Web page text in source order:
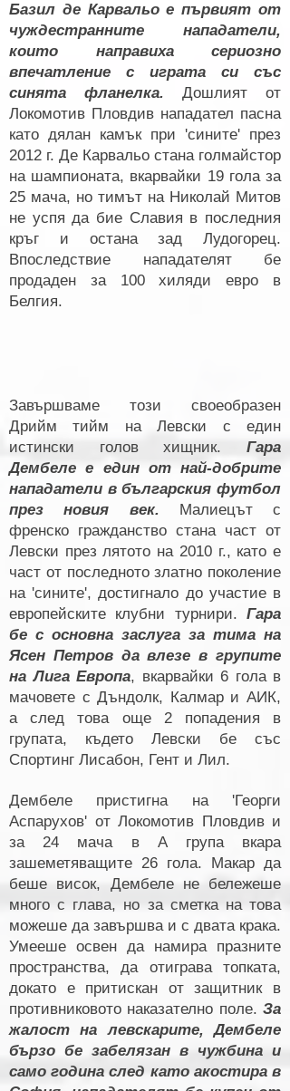
Базил де Карвальо е първият от
чуждестранните нападатели,
които направиха сериозно
впечатление с играта си със
синята фланелка. Дошлият от
Локомотив Пловдив нападател пасна
като дялан камък при 'сините' през
2012 г. Де Карвальо стана голмайстор
на шампионата, вкарвайки 19 гола за
25 мача, но тимът на Николай Митов
не успя да бие Славия в последния
кръг и остана зад Лудогорец.
Впоследствие нападателят бе
продаден за 100 хиляди евро в
Белгия.
Завършваме този своеобразен
Дрийм тийм на Левски с един
истински голов хищник. Гара
Дембеле е един от най-добрите
нападатели в българския футбол
през новия век. Малиецът с
френско гражданство стана част от
Левски през лятото на 2010 г., като е
част от последното златно поколение
на 'сините', достигнало до участие в
европейските клубни турнири. Гара
бе с основна заслуга за тима на
Ясен Петров да влезе в групите
на Лига Европа, вкарвайки 6 гола в
мачовете с Дъндолк, Калмар и АИК,
а след това още 2 попадения в
групата, където Левски бе със
Спортинг Лисабон, Гент и Лил.
Дембеле пристигна на 'Георги
Аспарухов' от Локомотив Пловдив и
за 24 мача в А група вкара
зашеметяващите 26 гола. Макар да
беше висок, Дембеле не бележеше
много с глава, но за сметка на това
можеше да завършва и с двата крака.
Умееше освен да намира празните
пространства, да отиграва топката,
докато е притискан от защитник в
противниковото наказателно поле. За
жалост на левскарите, Дембеле
бързо бе забелязан в чужбина и
само година след като акостира в